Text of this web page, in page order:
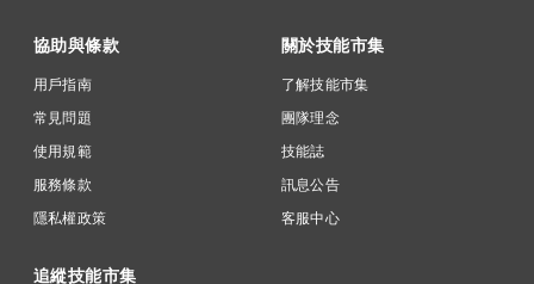
協助與條款
用戶指南
常見問題
使用規範
服務條款
隱私權政策
關於技能市集
了解技能市集
團隊理念
技能誌
訊息公告
客服中心
追縱技能市集